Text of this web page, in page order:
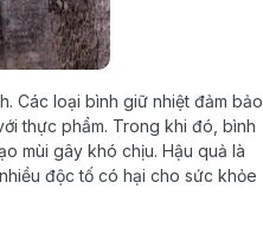
Các loại bình giữ nhiệt đảm bảo
thực phẩm. Trong khi đó, bình
mùi gây khó chịu. Hậu quả là
độc tố có hại cho sức khỏe